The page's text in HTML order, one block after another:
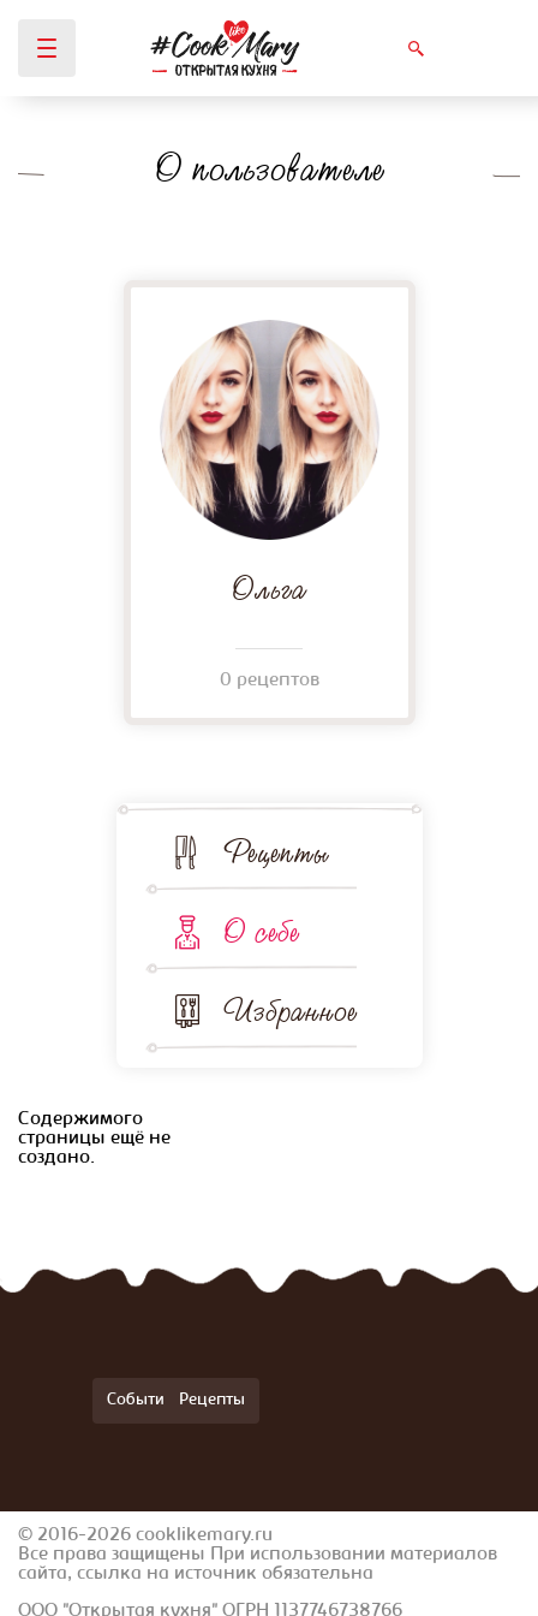
Вы здесь О пользователе
Ольга
0 рецептов
Рецепты
О себе
Избранное
Содержимого
страницы ещё не
создано.
События Рецепты
© 2016-2026 cooklikemary.ru
Все права защищены При использовании материалов
сайта, ссылка на источник обязательна
ООО "Открытая кухня" ОГРН 1137746738766